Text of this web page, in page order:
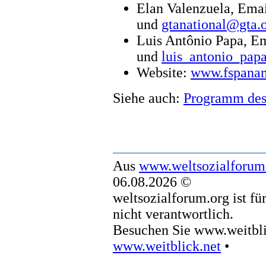
Elan Valenzuela,
und
Luis Antônio Papa,
und
Website:
Siehe auch: Programm
Aus
06.08.2026 ©
weltsozialforum.org ist
nicht verantwortlich.
Besuchen Sie
www.weitblick.net •